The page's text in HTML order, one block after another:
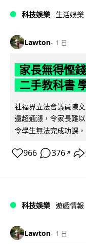
科技娛樂 生活娛樂
Lawton 1 日
家長無得慳
二手教科書
社福界立法會議員陳
遠超通漲，令家長難
令學生無法完成功課
966 376 ↗
科技娛樂 遊戲情報
Lawton 1 日